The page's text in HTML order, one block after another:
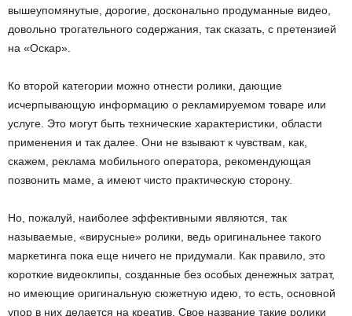
вышеупомянутые, дорогие, досконально продуманные видео,
довольно трогательного содержания, так сказать, с претензией
на «Оскар».
Ко второй категории можно отнести ролики, дающие
исчерпывающую информацию о рекламируемом товаре или
услуге. Это могут быть технические характеристики, области
применения и так далее. Они не взывают к чувствам, как,
скажем, реклама мобильного оператора, рекомендующая
позвонить маме, а имеют чисто практическую сторону.
Но, пожалуй, наиболее эффективными являются, так
называемые, «вирусные» ролики, ведь оригинальнее такого
маркетинга пока еще ничего не придумали. Как правило, это
короткие видеоклипы, созданные без особых денежных затрат,
но имеющие оригинальную сюжетную идею, то есть, основной
упор в них делается на креатив. Свое название такие ролики